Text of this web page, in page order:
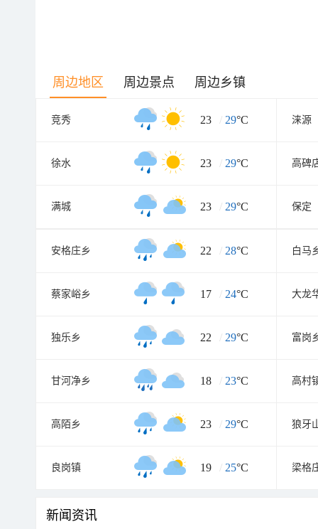
周边地区 周边景点 周边乡镇
竞秀 23 / 29°C 涞源
徐水 23 / 29°C 高碑
满城 23 / 29°C 保定
安格庄乡 22 / 28°C 白马
蔡家峪乡 17 / 24°C 大龙
独乐乡 22 / 29°C 富岗
甘河净乡 18 / 23°C 高村
高陌乡 23 / 29°C 狼牙
良岗镇 19 / 25°C 梁格
新闻资讯